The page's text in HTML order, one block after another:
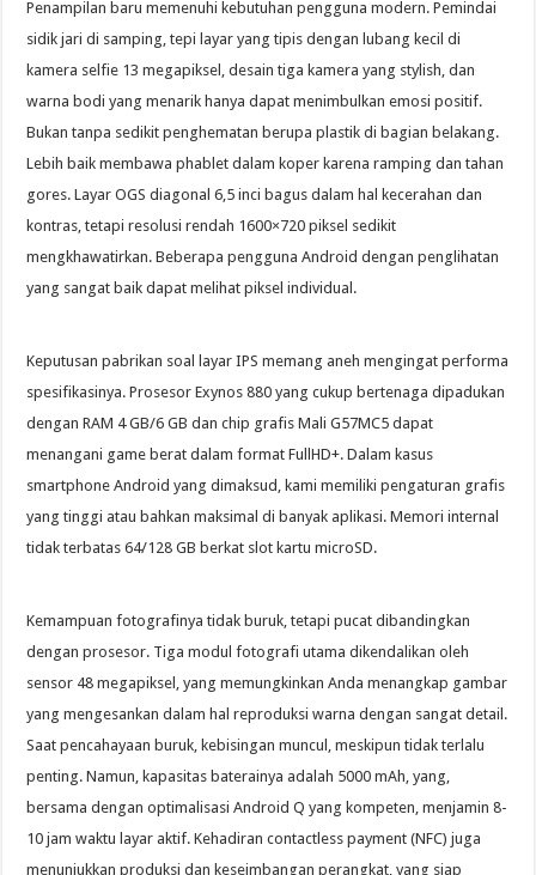
Penampilan baru memenuhi kebutuhan pengguna modern. Pemindai
sidik jari di samping, tepi layar yang tipis dengan lubang kecil di
kamera selfie 13 megapiksel, desain tiga kamera yang stylish, dan
warna bodi yang menarik hanya dapat menimbulkan emosi positif.
Bukan tanpa sedikit penghematan berupa plastik di bagian belakang.
Lebih baik membawa phablet dalam koper karena ramping dan tahan
gores. Layar OGS diagonal 6,5 inci bagus dalam hal kecerahan dan
kontras, tetapi resolusi rendah 1600×720 piksel sedikit
mengkhawatirkan. Beberapa pengguna Android dengan penglihatan
yang sangat baik dapat melihat piksel individual.
Keputusan pabrikan soal layar IPS memang aneh mengingat performa
spesifikasinya. Prosesor Exynos 880 yang cukup bertenaga dipadukan
dengan RAM 4 GB/6 GB dan chip grafis Mali G57MC5 dapat
menangani game berat dalam format FullHD+. Dalam kasus
smartphone Android yang dimaksud, kami memiliki pengaturan grafis
yang tinggi atau bahkan maksimal di banyak aplikasi. Memori internal
tidak terbatas 64/128 GB berkat slot kartu microSD.
Kemampuan fotografinya tidak buruk, tetapi pucat dibandingkan
dengan prosesor. Tiga modul fotografi utama dikendalikan oleh
sensor 48 megapiksel, yang memungkinkan Anda menangkap gambar
yang mengesankan dalam hal reproduksi warna dengan sangat detail.
Saat pencahayaan buruk, kebisingan muncul, meskipun tidak terlalu
penting. Namun, kapasitas baterainya adalah 5000 mAh, yang,
bersama dengan optimalisasi Android Q yang kompeten, menjamin 8-
10 jam waktu layar aktif. Kehadiran contactless payment (NFC) juga
menunjukkan produksi dan keseimbangan perangkat, yang siap